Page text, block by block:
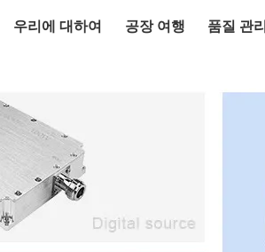
우리에 대하여 공장 여행 품질 관리